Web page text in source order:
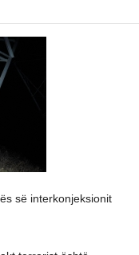
së interkonjeksionit